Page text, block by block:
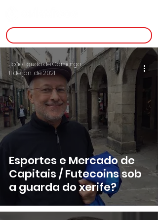
Esportes e Mercado de
Capitais / Futecoins sob
a guarda do xerife?
João Laudo de Camargo
11 de jan. de 2021